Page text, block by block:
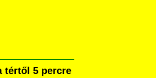
tértől 5 percre